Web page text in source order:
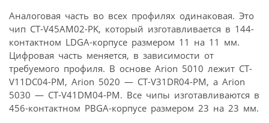
Аналоговая часть во всех профилях одинаковая. Это
чип CT-V45AM02-PK, который изготавливается в 144-
контактном LDGA-корпусе размером 11 на 11 мм.
Цифровая часть меняется, в зависимости от
требуемого профиля. В основе Arion 5010 лежит CT-
V11DC04-PM, Arion 5020 — CT-V31DR04-PM, а Arion
5030 — CT-V41DM04-PM. Все чипы изготавливаются в
456-контактном PBGA-корпусе размером 23 на 23 мм.